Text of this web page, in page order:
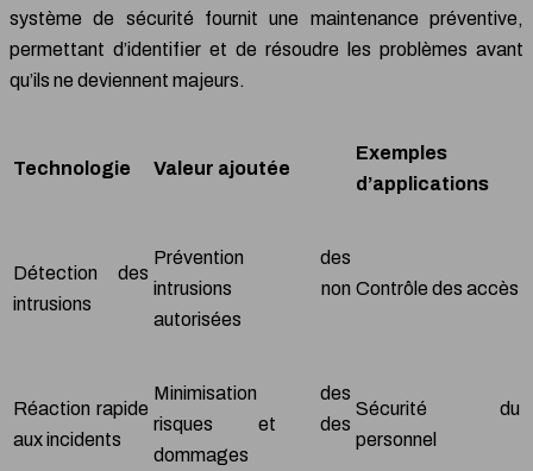
système de sécurité fournit une maintenance préventive,
permettant d’identifier et de résoudre les problèmes avant
qu’ils ne deviennent majeurs.
Technologie Valeur ajoutée
Exemples
d’applications
Détection des
intrusions
Prévention des
intrusions non
autorisées
Contrôle des accès
Réaction rapide
aux incidents
Minimisation des
risques et des
dommages
Sécurité du
personnel